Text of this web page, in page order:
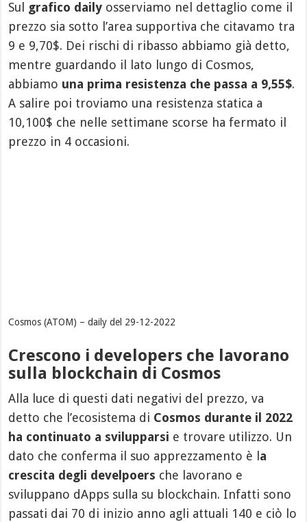
Sul grafico daily osserviamo nel dettaglio come il
prezzo sia sotto l’area supportiva che citavamo tra
9 e 9,70$. Dei rischi di ribasso abbiamo già detto,
mentre guardando il lato lungo di Cosmos,
abbiamo una prima resistenza che passa a 9,55$.
A salire poi troviamo una resistenza statica a
10,100$ che nelle settimane scorse ha fermato il
prezzo in 4 occasioni.
Cosmos (ATOM) – daily del 29-12-2022
Crescono i developers che lavorano
sulla blockchain di Cosmos
Alla luce di questi dati negativi del prezzo, va
detto che l’ecosistema di Cosmos durante il 2022
ha continuato a svilupparsi e trovare utilizzo. Un
dato che conferma il suo apprezzamento è la
crescita degli develpoers che lavorano e
sviluppano dApps sulla su blockchain. Infatti sono
passati dai 70 di inizio anno agli attuali 140 e ciò lo